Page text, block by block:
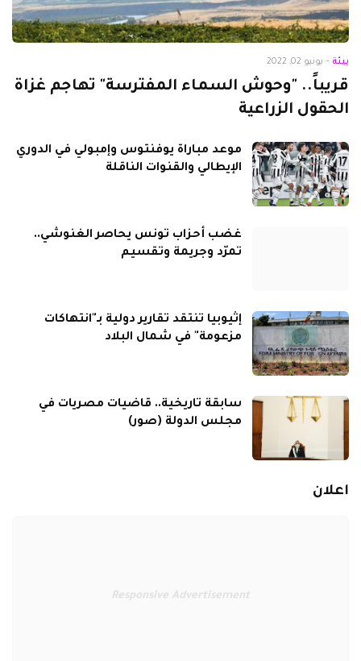
بيئة - يونيو 02, 2022
قريباً.. "وحوش السماء المفترسة" تهاجم غزاة
الحقول الزراعية
موعد مباراة يوفنتوس وإمبولي في الدوري
الإيطالي والقنوات الناقلة
غضب أحزاب تونس يحاصر الغنوشي..
تمرّد وجريمة وتقسيم
إثيوبيا تنتقد تقارير دولية بـ"انتهاكات
مزعومة" في شمال البلاد
سابقة تاريخية.. قاضيات مصريات في
مجلس الدولة (صور)
اعلان
Responsive Advertisement